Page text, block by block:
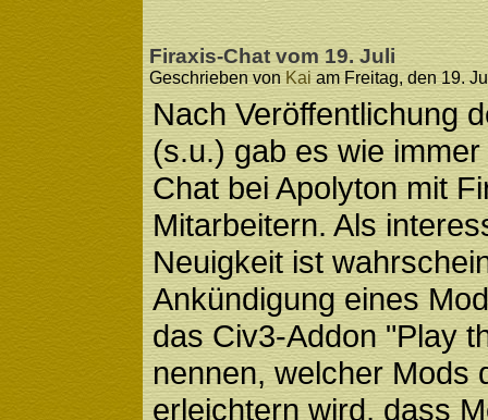
Firaxis-Chat vom 19. Juli
Geschrieben vonKaiam Freitag, den 19.
Nach Veröffentlichung
(s.u.) gab es wie
Chat bei Apolyton mit
Mitarbeitern. Als
Neuigkeit ist
Ankündigung eines
das Civ3-Addon "Play
nennen, welcher Mods
erleichtern wird, dass